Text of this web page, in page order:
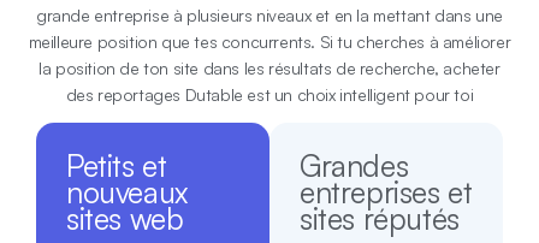
grande entreprise à plusieurs niveaux et en la mettant dans une
meilleure position que tes concurrents. Si tu cherches à améliorer
la position de ton site dans les résultats de recherche, acheter
des reportages Dutable est un choix intelligent pour toi
Petits et
nouveaux
sites web
Grandes
entreprises et
sites réputés